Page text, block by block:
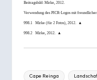
Beitragsbild: Mirke, 2012.
Verwendung des PICR-Logos mit
998.1 Mirke (für 2 Fotos), 2012. ▲
998.2 Mirke, 2012. ▲
Tags:
Cape Reinga